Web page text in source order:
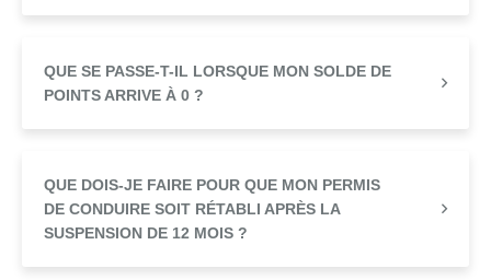
QUE SE PASSE-T-IL LORSQUE MON SOLDE DE
POINTS ARRIVE À 0 ?
QUE DOIS-JE FAIRE POUR QUE MON PERMIS
DE CONDUIRE SOIT RÉTABLI APRÈS LA
SUSPENSION DE 12 MOIS ?